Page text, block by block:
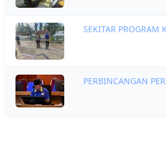
SEKITAR PROGRAM
PERBINCANGAN